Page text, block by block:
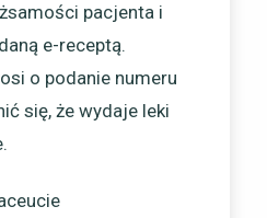
pacjenta i
e-receptą.
o podanie numeru
się, że wydaje leki